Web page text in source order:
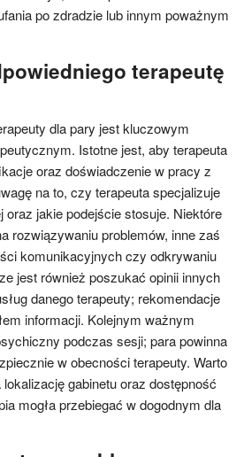
po zdradzie lub innym poważnym
terapeutę
dla pary jest kluczowym
Istotne jest, aby terapeuta
oraz doświadczenie w pracy z
na to, czy terapeuta specjalizuje
oraz jakie podejście stosuje. Niektóre
rozwiązywaniu problemów, inne zaś
komunikacyjnych czy odkrywaniu
jest również poszukać opinii innych
danego terapeuty; rekomendacje
informacji. Kolejnym ważnym
podczas sesji; para powinna
w obecności terapeuty. Warto
gabinetu oraz dostępność
mogła przebiegać w dogodnym dla